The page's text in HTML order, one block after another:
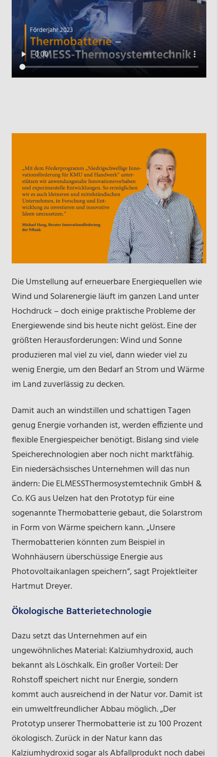
Die Umstellung auf erneuerbare Energiequellen wie
Wind­ und Solarenergie läuft im ganzen Land unter
Hochdruck – doch einige praktische Probleme der
Energiewende sind bis heute nicht gelöst. Eine der
größten Herausforderungen: Wind und Sonne
produzieren mal viel zu viel, dann wieder viel zu
wenig Energie, um den Bedarf an Strom und Wärme
im Land zuverlässig zu decken.
Damit auch an windstillen und schattigen Tagen
genug Energie vorhanden ist, werden effiziente und
flexible Energiespeicher benötigt. Bislang sind viele
Speicherechnologien aber noch nicht marktfähig.
Ein niedersächsisches Unternehmen will das nun
ändern: Die ELMESS­Thermosystemtechnik GmbH &
Co. KG aus Uelzen hat den Prototyp für eine
sogenannte Thermobatterie gebaut, die Solarstrom
in Form von Wärme speichern kann. „Unsere
Thermobatterien könnten zum Beispiel in
Wohnhäusern überschüssige Energie aus
Photovoltaikanlagen speichern“, sagt Projektleiter
Hartmut Dreyer.
Ökologische Batterietechnologie
Dazu setzt das Unternehmen auf ein
ungewöhnliches Material: Kalziumhydroxid, auch
bekannt als Löschkalk. Ein großer Vorteil: Der
Rohstoff speichert nicht nur Energie, sondern
kommt auch ausreichend in der Natur vor. Damit ist
ein umweltfreundlicher Abbau möglich. „Der
Prototyp unserer Thermobatterie ist zu 100 Prozent
ökologisch. Zurück in der Natur kann das
Kalziumhydroxid sogar als Abfallprodukt noch dabei